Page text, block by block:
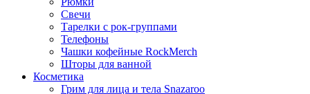
Свечи
Тарелки с рок-группами
Телефоны
Чашки кофейные RockMerch
Шторы для ванной
Косметика
Грим для лица и тела Snazaroo